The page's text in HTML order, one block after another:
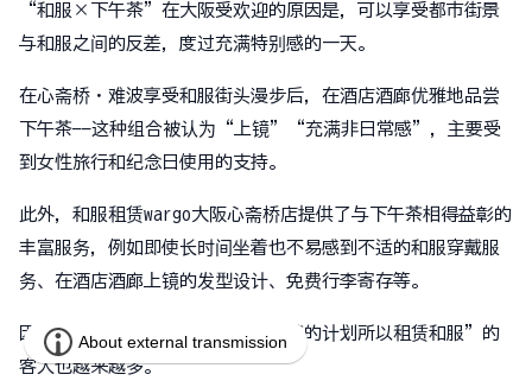
“和服×下午茶”在大阪受欢迎的原因是，可以享受都市街景
与和服之间的反差，度过充满特别感的一天。
在心斋桥・难波享受和服街头漫步后，在酒店酒廊优雅地品尝
下午茶——这种组合被认为“上镜”“充满非日常感”，主要受
到女性旅行和纪念日使用的支持。
此外，和服租赁wargo大阪心斋桥店提供了与下午茶相得益彰的
丰富服务，例如即使长时间坐着也不易感到不适的和服穿戴服
务、在酒店酒廊上镜的发型设计、免费行李寄存等。
因此近年来，“因为有去享用下午茶的计划所以租赁和服”的
客人也越来越多。